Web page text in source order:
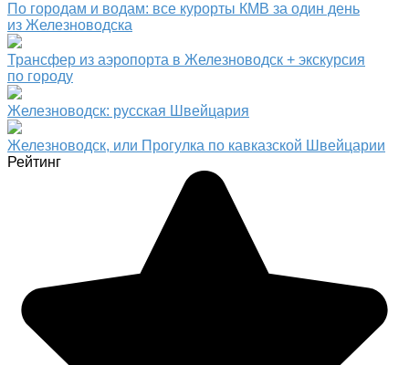
По городам и водам: все курорты КМВ за один день
из Железноводска
Трансфер из аэропорта в Железноводск + экскурсия
по городу
Железноводск: русская Швейцария
Железноводск, или Прогулка по кавказской Швейцарии
Рейтинг